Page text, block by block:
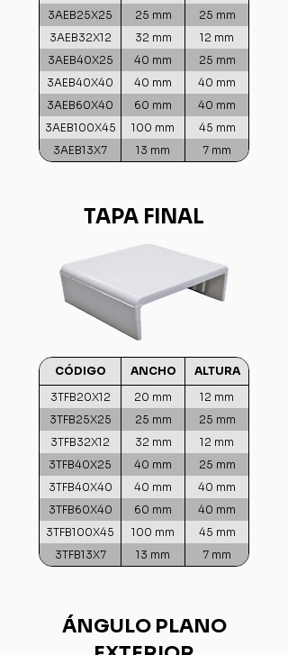
3AEB25X25
25 mm
25 mm
3AEB32X12
32 mm
12 mm
3AEB40X25
40 mm
25 mm
3AEB40X40
40 mm
40 mm
3AEB60X40
60 mm
40 mm
3AEB100X45
100 mm
45 mm
3AEB13X7
13 mm 7 mm
TAPA FINAL
CÓDIGO ANCHO
ALTURA
3TFB20X12
20 mm
12 mm
3TFB25X25
25 mm
25 mm
3TFB32X12
32 mm
12 mm
3TFB40X25
40 mm
25 mm
3TFB40X40
40 mm
40 mm
3TFB60X40
60 mm
40 mm
3TFB100X45
100 mm
45 mm
3TFB13X7
13 mm 7 mm
ÁNGULO PLANO